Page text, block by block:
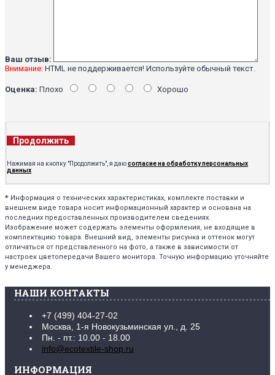
Ваш отзыв:
Внимание: HTML не поддерживается! Используйте обычный текст.
Оценка: Плохо Хорошо
Продолжить
Нажимая на кнопку "Продолжить", я даюсогласие на обработку персональных
данных
* Информация о технических характеристиках, комплекте поставки и
внешнем виде товара носит информационный характер и основана на
последних предоставленных производителем сведениях.
Изображение может содержать элементы оформления, не входящие в
комплектацию товара. Внешний вид, элементы рисунка и оттенок могут
отличаться от представленного на фото, а также в зависимости от
настроек цветопередачи Вашего монитора. Точную информацию уточняйте
у менеджера.
НАШИ КОНТАКТЫ
+7 (499) 404-27-02
Москва, 1-я Новокузьминская ул., д. 25
Пн. - пт.: 10.00 - 18.00
info@ecotextile-shop.ru
ИНФОРМАЦИЯ